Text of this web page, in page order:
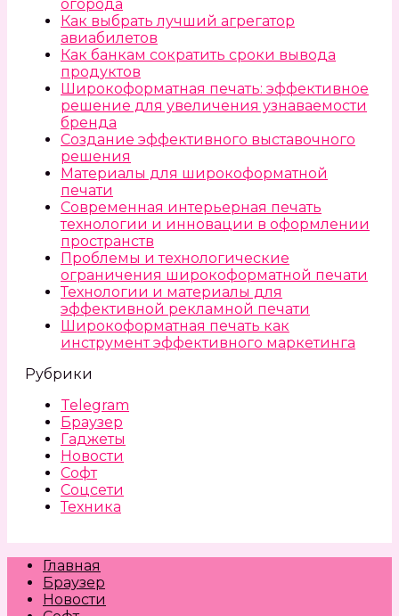
огорода
Как выбрать лучший агрегатор
авиабилетов
Как банкам сократить сроки вывода
продуктов
Широкоформатная печать: эффективное
решение для увеличения узнаваемости
бренда
Создание эффективного выставочного
решения
Материалы для широкоформатной
печати
Современная интерьерная печать
технологии и инновации в оформлении
пространств
Проблемы и технологические
ограничения широкоформатной печати
Технологии и материалы для
эффективной рекламной печати
Широкоформатная печать как
инструмент эффективного маркетинга
Рубрики
Telegram
Браузер
Гаджеты
Новости
Софт
Соцсети
Техника
Главная
Браузер
Новости